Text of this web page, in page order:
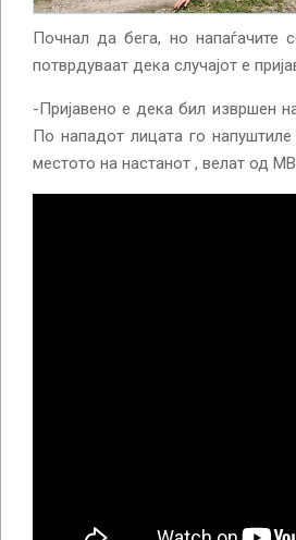
Почнал да бега, но напаѓачите
потврдуваат дека случајот е
-Пријавено е дека бил извршен
По нападот лицата го
местото на настанот , велат од